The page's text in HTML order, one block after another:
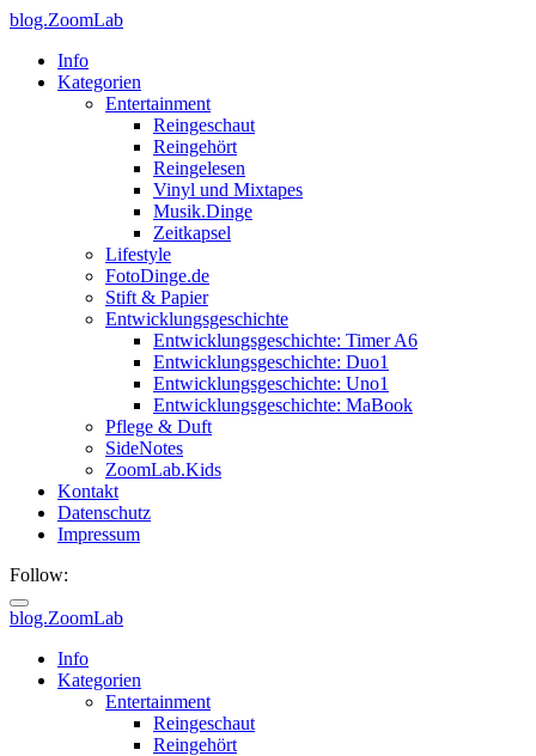
blog.ZoomLab
Info
Kategorien
Entertainment
Reingeschaut
Reingehört
Reingelesen
Vinyl und Mixtapes
Musik.Dinge
Zeitkapsel
Lifestyle
FotoDinge.de
Stift & Papier
Entwicklungsgeschichte
Entwicklungsgeschichte: Timer A6
Entwicklungsgeschichte: Duo1
Entwicklungsgeschichte: Uno1
Entwicklungsgeschichte: MaBook
Pflege & Duft
SideNotes
ZoomLab.Kids
Kontakt
Datenschutz
Impressum
Follow:
blog.ZoomLab
ZoomLab
Info
Kategorien
Entertainment
Reingeschaut
Reingehört